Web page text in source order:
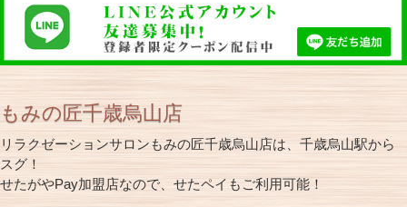
もみの匠千歳烏山店
リラクゼーションサロンもみの匠千歳烏山店は、千歳烏山駅から
スグ！
せたがやPay加盟店なので、せたペイもご利用可能！